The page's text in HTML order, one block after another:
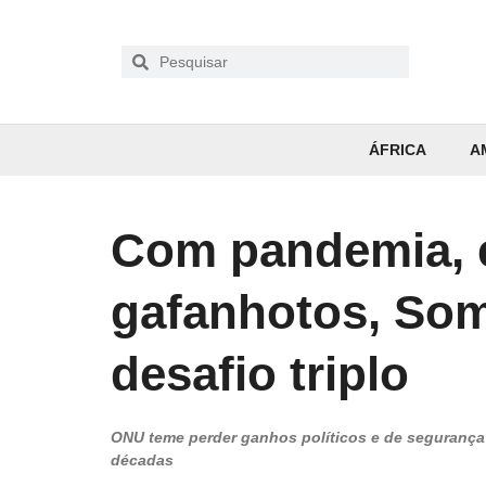
ÁFRICA
Com pandemia,
gafanhotos,
desafio triplo
ONU teme perder ganhos políticos e de
décadas